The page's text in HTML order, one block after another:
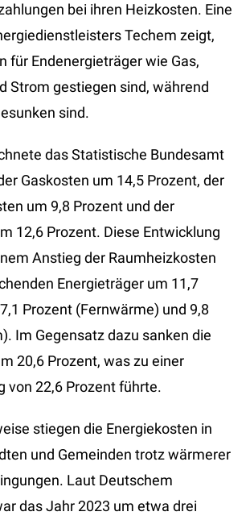
bei ihren Heizkosten. Eine
Techem zeigt,
für Endenergieträger wie Gas,
Strom gestiegen sind, während
sind.
das Statistische Bundesamt
Gaskosten um 14,5 Prozent, der
um 9,8 Prozent und der
12,6 Prozent. Diese Entwicklung
Anstieg der Raumheizkosten
Energieträger um 11,7
Prozent (Fernwärme) und 9,8
Im Gegensatz dazu sanken die
20,6 Prozent, was zu einer
von 22,6 Prozent führte.
stiegen die Energiekosten in
und Gemeinden trotz wärmerer
Laut Deutschem
das Jahr 2023 um etwa drei